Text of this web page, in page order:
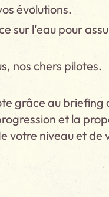
évolutions.
sur l'eau pour
nos chers pilotes.
grâce au briefing
et la
votre niveau et de